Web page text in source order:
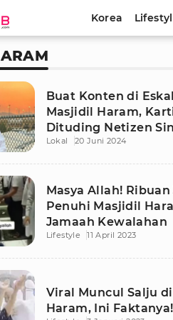
Korea
Buat Konten di
Masjidil Haram,
Dituding Netizen
Nagita
Lokal 20 Juni 2024
Masya Allah!
Penuhi Masjidil
Jamaah Kewalahan
Lifestyle 11 April 2023
Viral Muncul Salju
Haram, Ini Faktanya!